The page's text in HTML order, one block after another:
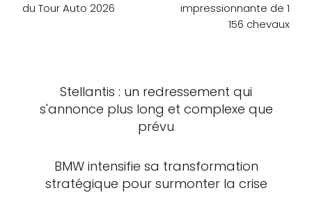
du Tour Auto 2026
impressionnante de 1
156 chevaux
Stellantis : un redressement qui
s'annonce plus long et complexe que
prévu
BMW intensifie sa transformation
stratégique pour surmonter la crise